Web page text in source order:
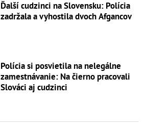
Ďalší cudzinci na Slovensku: Polícia
zadržala a vyhostila dvoch Afgancov
Polícia si posvietila na nelegálne
zamestnávanie: Na čierno pracovali
Slováci aj cudzinci